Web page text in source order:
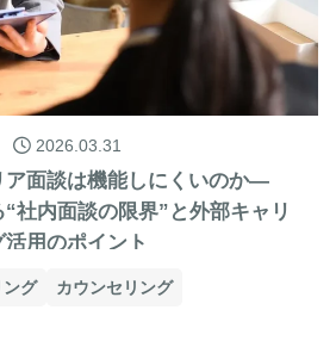
2026.03.31
ア面談は機能しにくいのか―
社内面談の限界”と外部キャリ
用のポイント
ング カウンセリング